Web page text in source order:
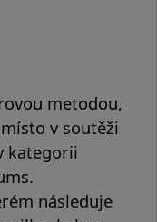
metodou,
v soutěži
kategorii
následuje